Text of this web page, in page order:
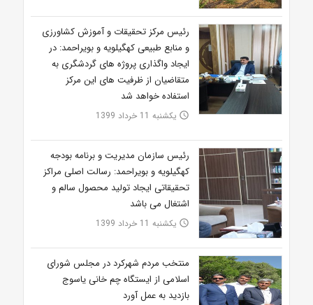
رئیس مرکز تحقیقات و آموزش کشاورزی
و منابع طبیعی کهگیلویه و بویراحمد: در
ایجاد واگذاری پروژه های گردشگری به
متقاضیان از ظرفیت های این مرکز
استفاده خواهد شد
access_time یکشنبه 11 خرداد 1399
رئیس سازمان مدیریت و برنامه بودجه
کهگیلویه و بویراحمد: رسالت اصلی مراکز
تحقیقاتی ایجاد تولید محصول سالم و
اشتغال می باشد
access_time یکشنبه 11 خرداد 1399
منتخب مردم شهرکرد در مجلس شورای
اسلامی از ایستگاه چم خانی یاسوج
بازدید به عمل آورد